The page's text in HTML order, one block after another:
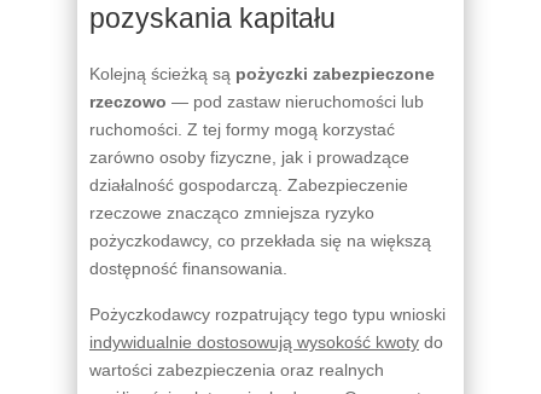
pozyskania kapitału
Kolejną ścieżką są pożyczki zabezpieczone
rzeczowo — pod zastaw nieruchomości lub
ruchomości. Z tej formy mogą korzystać
zarówno osoby fizyczne, jak i prowadzące
działalność gospodarczą. Zabezpieczenie
rzeczowe znacząco zmniejsza ryzyko
pożyczkodawcy, co przekłada się na większą
dostępność finansowania.
Pożyczkodawcy rozpatrujący tego typu wnioski
indywidualnie dostosowują wysokość kwoty do
wartości zabezpieczenia oraz realnych